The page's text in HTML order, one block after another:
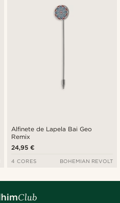
Alfinete de Lapela Bai Geo
Remix
24,95 €
4 CORES BOHEMIAN REVOLT